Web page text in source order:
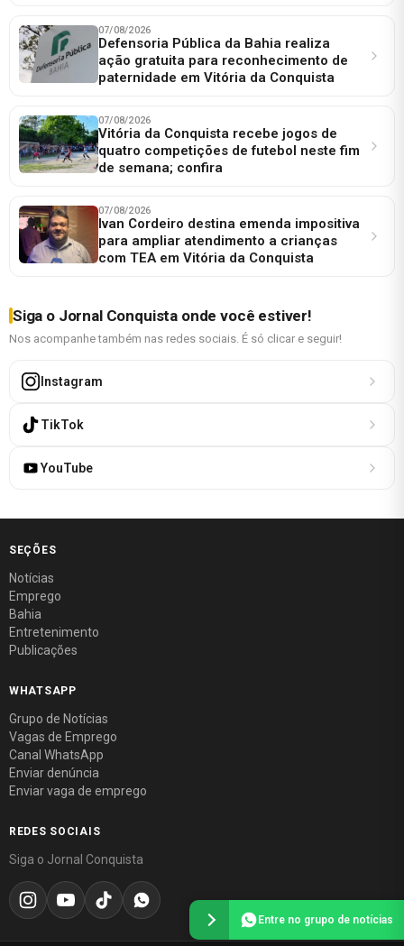
07/08/2026
Defensoria Pública da Bahia realiza
ação gratuita para reconhecimento de
paternidade em Vitória da Conquista
07/08/2026
Vitória da Conquista recebe jogos de
quatro competições de futebol neste fim
de semana; confira
07/08/2026
Ivan Cordeiro destina emenda impositiva
para ampliar atendimento a crianças
com TEA em Vitória da Conquista
Siga o Jornal Conquista onde você estiver!
Nos acompanhe também nas redes sociais. É só clicar e seguir!
Instagram
TikTok
YouTube
SEÇÕES
Notícias
Emprego
Bahia
Entretenimento
Publicações
WHATSAPP
Grupo de Notícias
Vagas de Emprego
Canal WhatsApp
Enviar denúncia
Enviar vaga de emprego
REDES SOCIAIS
Siga o Jornal Conquista
Entre no grupo de notícias